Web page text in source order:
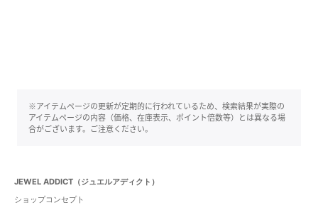
※アイテムページの更新が定期的に行われているため、検索結果が実際の
アイテムページの内容（価格、在庫表示、ポイント倍数等）とは異なる場
合がございます。ご注意ください。
JEWEL ADDICT（ジュエルアディクト）
ショップコンセプト